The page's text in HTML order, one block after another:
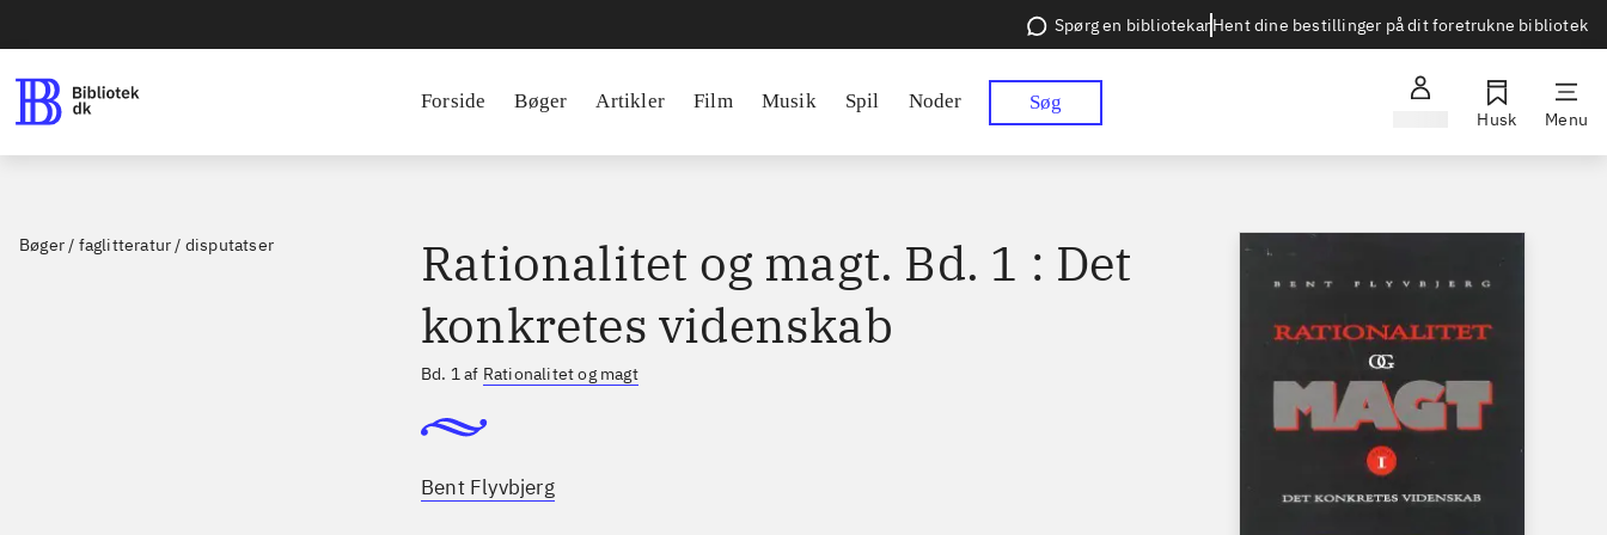
Spørg en bibliotekarHent dine bestillinger på dit foretrukne bibliotek
Forside Bøger Artikler Film Musik Spil Noder Søg
Husk Menu
Bøger / faglitteratur / disputatser
Rationalitet og magt. Bd. 1 : Det
konkretes videnskab
Bd. 1 af Rationalitet og magt
Bent Flyvbjerg